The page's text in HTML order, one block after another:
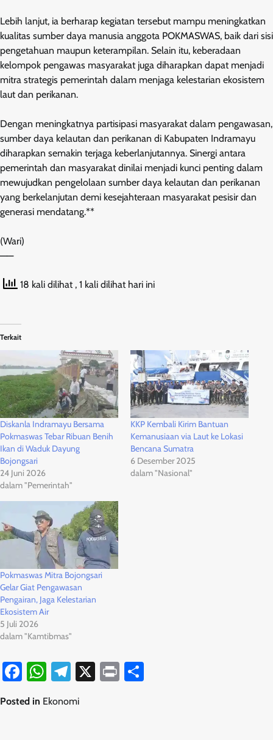
Lebih lanjut, ia berharap kegiatan tersebut mampu meningkatkan
kualitas sumber daya manusia anggota POKMASWAS, baik dari sisi
pengetahuan maupun keterampilan. Selain itu, keberadaan
kelompok pengawas masyarakat juga diharapkan dapat menjadi
mitra strategis pemerintah dalam menjaga kelestarian ekosistem
laut dan perikanan.
Dengan meningkatnya partisipasi masyarakat dalam pengawasan,
sumber daya kelautan dan perikanan di Kabupaten Indramayu
diharapkan semakin terjaga keberlanjutannya. Sinergi antara
pemerintah dan masyarakat dinilai menjadi kunci penting dalam
mewujudkan pengelolaan sumber daya kelautan dan perikanan
yang berkelanjutan demi kesejahteraan masyarakat pesisir dan
generasi mendatang.**
(Wari)
——
18 kali dilihat , 1 kali dilihat hari ini
Terkait
Diskanla Indramayu Bersama
Pokmaswas Tebar Ribuan Benih
Ikan di Waduk Dayung
Bojongsari
24 Juni 2026
dalam "Pemerintah"
KKP Kembali Kirim Bantuan
Kemanusiaan via Laut ke Lokasi
Bencana Sumatra
6 Desember 2025
dalam "Nasional"
Pokmaswas Mitra Bojongsari
Gelar Giat Pengawasan
Pengairan, Jaga Kelestarian
Ekosistem Air
5 Juli 2026
dalam "Kamtibmas"
Facebook
WhatsApp
Telegram
X Print
Posted in Ekonomi